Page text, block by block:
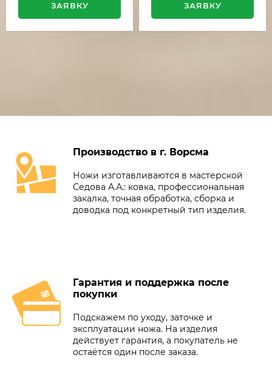
ЗАЯВКУ
ЗАЯВКУ
Производство в г. Ворсма
Ножи изготавливаются в мастерской
Седова А.А.: ковка, профессиональная
закалка, точная обработка, сборка и
доводка под конкретный тип изделия.
Гарантия и поддержка после
покупки
Подскажем по уходу, заточке и
эксплуатации ножа. На изделия
действует гарантия, а покупатель не
остаётся один после заказа.